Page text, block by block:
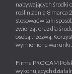
nabywających środki
roślin z dnia 8 marca
stosować w taki
zwierząt oraz dla
osobą trzeźwą.
wymienione warunki.
Firma PROCAM
wykonujących